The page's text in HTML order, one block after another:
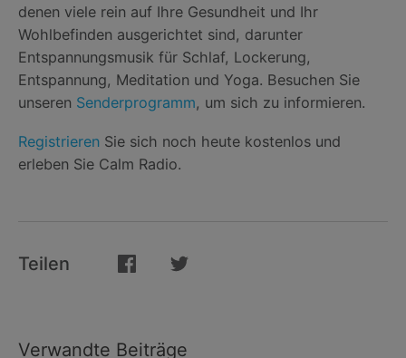
denen viele rein auf Ihre Gesundheit und Ihr
Wohlbefinden ausgerichtet sind, darunter
Entspannungsmusik für Schlaf, Lockerung,
Entspannung, Meditation und Yoga. Besuchen Sie
unseren Senderprogramm, um sich zu informieren.
Registrieren Sie sich noch heute kostenlos und
erleben Sie Calm Radio.
Teilen
Verwandte Beiträge